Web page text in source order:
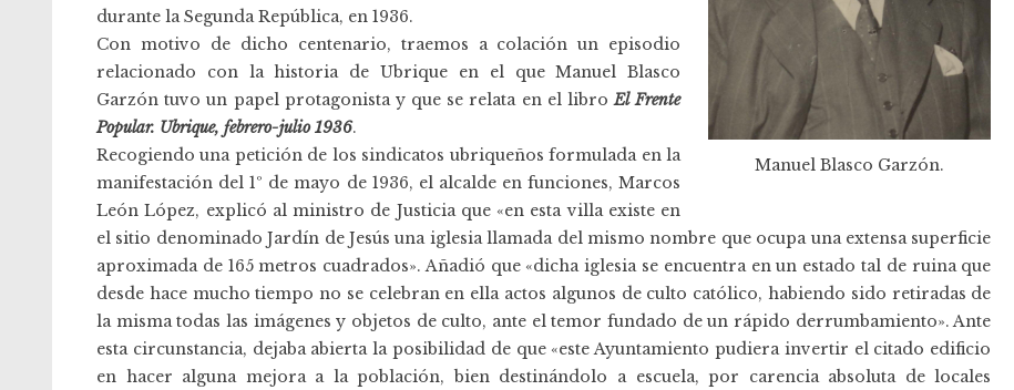
Manuel Blasco Garzón.
durante la Segunda República, en 1936.
Con motivo de dicho centenario, traemos a colación un episodio
relacionado con la historia de Ubrique en el que Manuel Blasco
Garzón tuvo un papel protagonista y que se relata en el libroEl Frente
Popular. Ubrique, febrero-julio 1936.
Recogiendo una petición de los sindicatos ubriqueños formulada en la
manifestación del 1º de mayo de 1936, el alcalde en funciones, Marcos
León López, explicó al ministro de Justicia que «en esta villa existe en
el sitio denominado Jardín de Jesús una iglesia llamada del mismo nombre que ocupa una extensa superficie
aproximada de 165 metros cuadrados». Añadió que «dicha iglesia se encuentra en un estado tal de ruina que
desde hace mucho tiempo no se celebran en ella actos algunos de culto católico, habiendo sido retiradas de
la misma todas las imágenes y objetos de culto, ante el temor fundado de un rápido derrumbamiento». Ante
esta circunstancia, dejaba abierta la posibilidad de que «este Ayuntamiento pudiera invertir el citado edificio
en hacer alguna mejora a la población, bien destinándolo a escuela, por carencia absoluta de locales